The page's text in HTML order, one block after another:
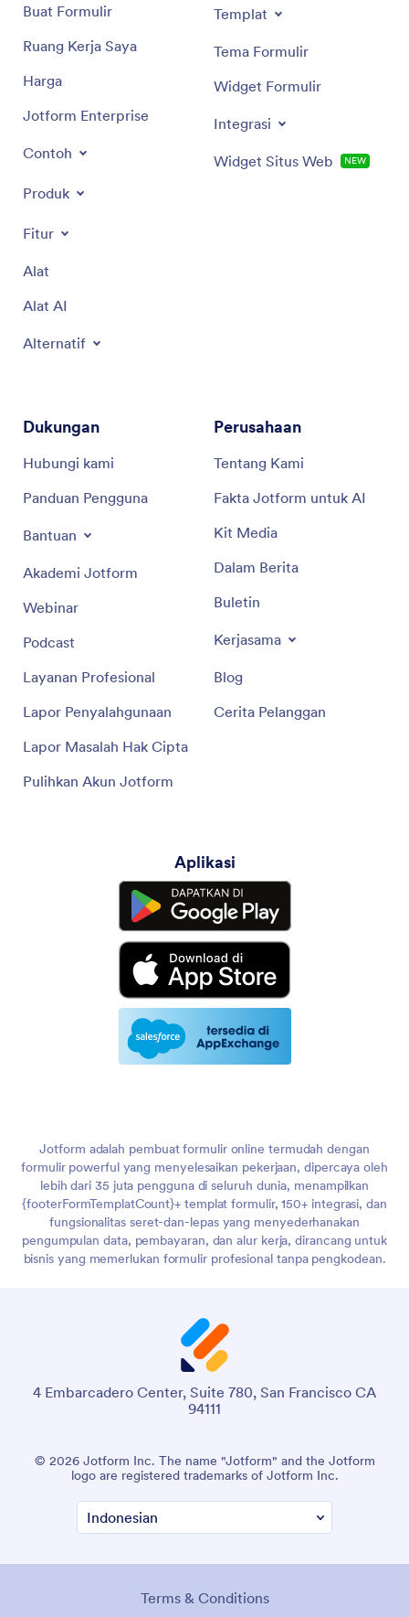
Buat Formulir
Ruang Kerja Saya
Harga
Jotform Enterprise
Contoh
Produk
Fitur
Alat
Alat AI
Alternatif
Templat
Tema Formulir
Widget Formulir
Integrasi
Widget Situs Web NEW
Dukungan
Hubungi kami
Panduan Pengguna
Bantuan
Akademi Jotform
Webinar
Podcast
Layanan Profesional
Lapor Penyalahgunaan
Lapor Masalah Hak Cipta
Pulihkan Akun Jotform
Perusahaan
Tentang Kami
Fakta Jotform untuk AI
Kit Media
Dalam Berita
Buletin
Kerjasama
Blog
Cerita Pelanggan
Aplikasi
Jotform adalah pembuat formulir online termudah dengan
formulir powerful yang menyelesaikan pekerjaan, dipercaya oleh
lebih dari 35 juta pengguna di seluruh dunia, menampilkan
{footerFormTemplatCount}+ templat formulir, 150+ integrasi, dan
fungsionalitas seret-dan-lepas yang menyederhanakan
pengumpulan data, pembayaran, dan alur kerja, dirancang untuk
bisnis yang memerlukan formulir profesional tanpa pengkodean.
4 Embarcadero Center, Suite 780, San Francisco CA
94111
© 2026 Jotform Inc. The name "Jotform" and the Jotform
logo are registered trademarks of Jotform Inc.
Terms & Conditions